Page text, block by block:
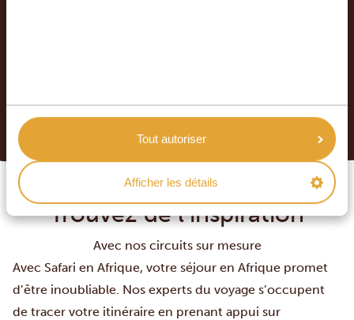
Tout autoriser
Afficher les détails
DÉCOUVRIR NOS CIRCUITS
Trouvez de l’inspiration
Avec nos circuits sur mesure
Avec Safari en Afrique, votre séjour en Afrique promet
d’être inoubliable. Nos experts du voyage s’occupent
de tracer votre itinéraire en prenant appui sur